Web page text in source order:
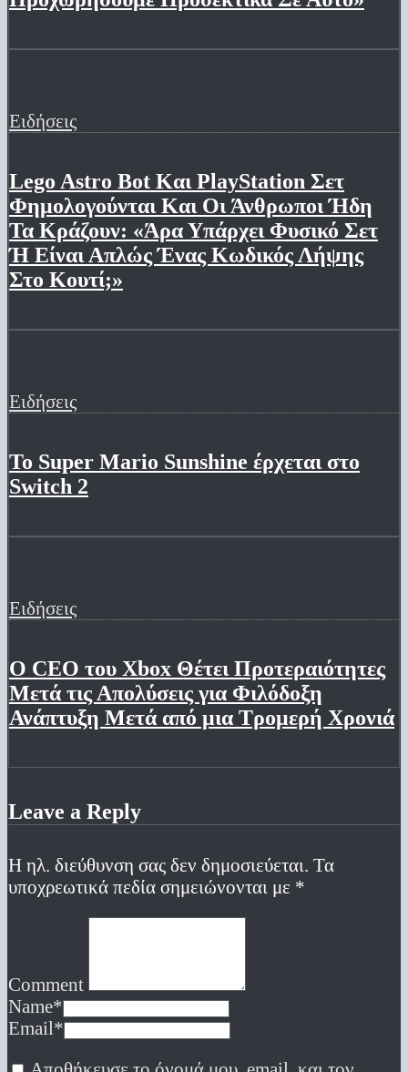
Ειδήσεις
Lego Astro Bot Και PlayStation Σετ
Φημολογούνται Και Οι Άνθρωποι Ήδη
Τα Κράζουν: «Άρα Υπάρχει Φυσικό Σετ
Ή Είναι Απλώς Ένας Κωδικός Λήψης
Στο Κουτί;»
Ειδήσεις
Το Super Mario Sunshine έρχεται στο
Switch 2
Ειδήσεις
Ο CEO του Xbox Θέτει Προτεραιότητες
Μετά τις Απολύσεις για Φιλόδοξη
Ανάπτυξη Μετά από μια Τρομερή Χρονιά
Leave a Reply
Η ηλ. διεύθυνση σας δεν δημοσιεύεται. Τα
υποχρεωτικά πεδία σημειώνονται με *
Comment
Name*
Email*